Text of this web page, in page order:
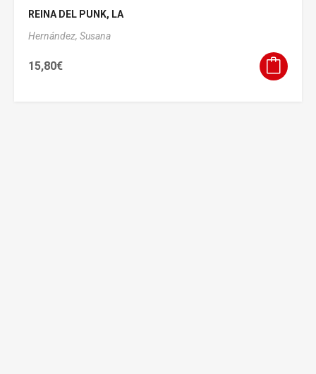
REINA DEL PUNK, LA
Hernández, Susana
15,80€